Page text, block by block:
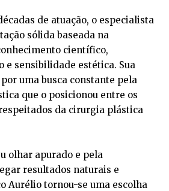
de atuação, o especialista
sólida baseada na
científico,
e sensibilidade estética. Sua
uma busca constante pela
que o posicionou entre os
da cirurgia plástica
olhar apurado e pela
resultados naturais e
Aurélio tornou-se uma escolha